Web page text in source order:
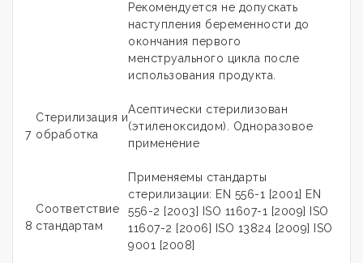
Рекомендуется не допускать
наступления беременности до
окончания первого
менструального цикла после
использования продукта.
7
Стерилизация и
обработка
Асептически стерилизован
(этиленоксидом). Одноразовое
применение
8
Соответствие
стандартам
Применяемы стандарты
стерилизации: EN 556-1 [2001] EN
556-2 [2003] ISO 11607-1 [2009] ISO
11607-2 [2006] ISO 13824 [2009] ISO
9001 [2008]